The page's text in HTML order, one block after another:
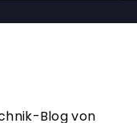
Blog von